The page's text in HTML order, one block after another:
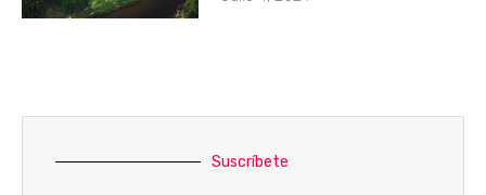
Suscríbete